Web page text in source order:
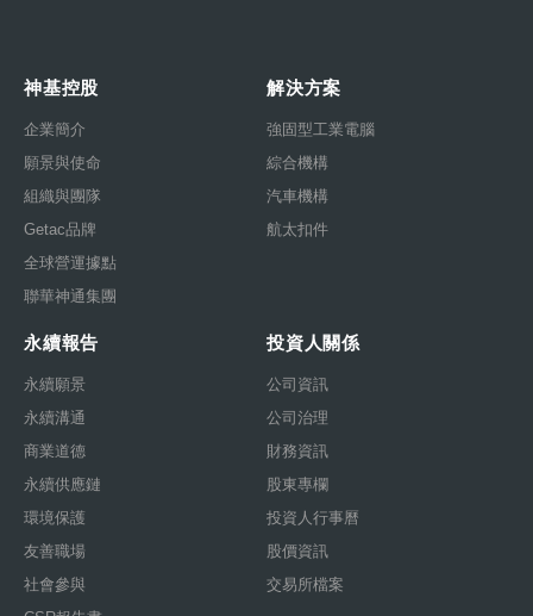
神基控股
企業簡介
願景與使命
組織與團隊
Getac品牌
全球營運據點
聯華神通集團
解決方案
強固型工業電腦
綜合機構
汽車機構
航太扣件
永續報告
永續願景
永續溝通
商業道德
永續供應鏈
環境保護
友善職場
社會參與
投資人關係
公司資訊
公司治理
財務資訊
股東專欄
投資人行事曆
股價資訊
交易所檔案